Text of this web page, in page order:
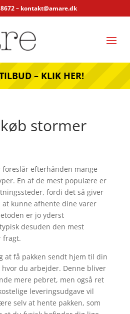
– kontakt@amare.dk
– KLIK HER!
stormer
efterhånden mange
En af de mest populære er
fordi det så giver
kunne afhente dine varer
er jo yderst
desuden den mest
fragt.
at få pakken sendt hjem til din
du arbejder. Denne bliver
mere pebret, men også ret
leveringsudgave vil
selv at hente pakken, som